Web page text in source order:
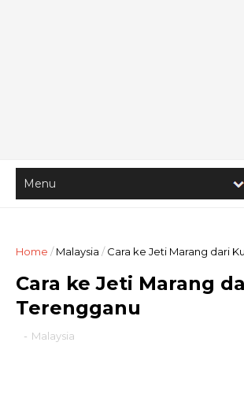
Home / Malaysia / Cara ke Jeti Marang dari
Cara ke Jeti Marang
Terengganu
- Malaysia